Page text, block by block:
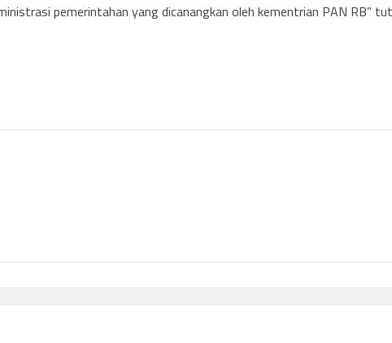
pemerintahan yang dicanangkan oleh kementrian PAN RB”